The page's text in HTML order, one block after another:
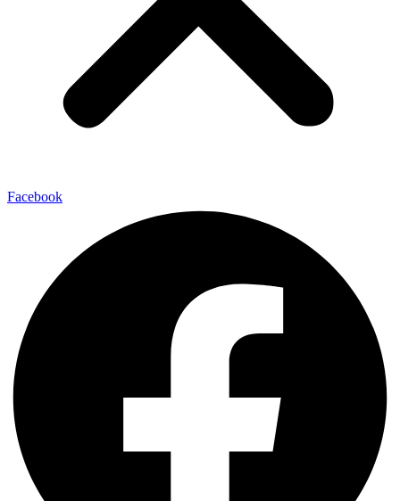
Facebook